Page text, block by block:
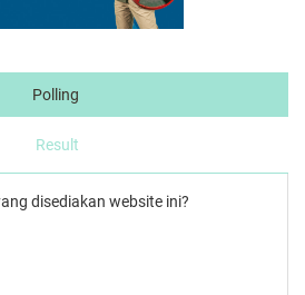
Polling
Result
disediakan website ini?